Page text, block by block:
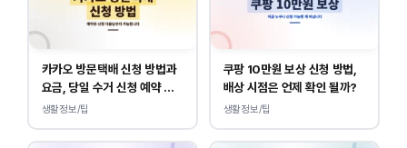
카카오 방문택배 신청 방법과
요금, 당일 수거 신청 예약 안
내
생활정보/팁
쿠팡 10만원 보상 신청 방법,
배상 시점은 언제 확인 될까?
생활정보/팁